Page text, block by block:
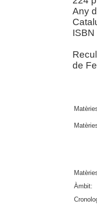
Any
de
Àmbit: